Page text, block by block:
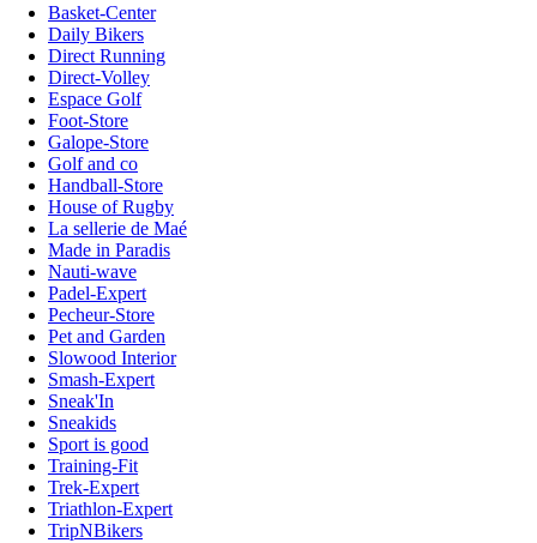
Basket-Center
Daily Bikers
Direct Running
Direct-Volley
Espace Golf
Foot-Store
Galope-Store
Golf and co
Handball-Store
House of Rugby
La sellerie de Maé
Made in Paradis
Nauti-wave
Padel-Expert
Pecheur-Store
Pet and Garden
Slowood Interior
Smash-Expert
Sneak'In
Sneakids
Sport is good
Training-Fit
Trek-Expert
Triathlon-Expert
TripNBikers